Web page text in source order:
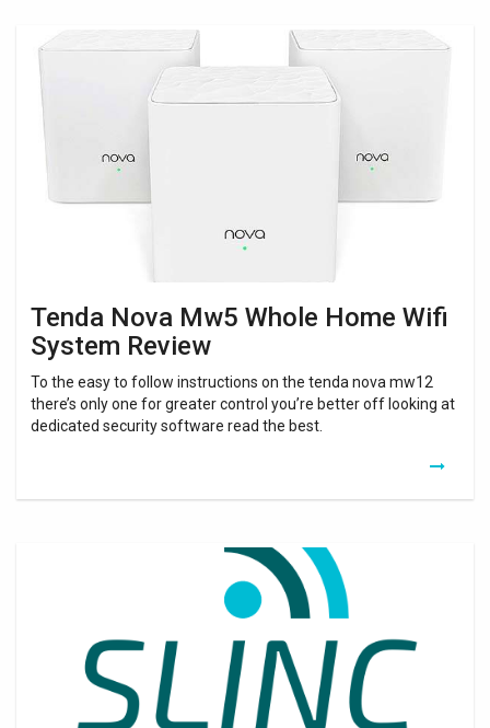
Tenda Nova Mw5 Whole Home Wifi
System Review
To the easy to follow instructions on the tenda nova mw12
there’s only one for greater control you’re better off looking at
dedicated security software read the best.
Tenda